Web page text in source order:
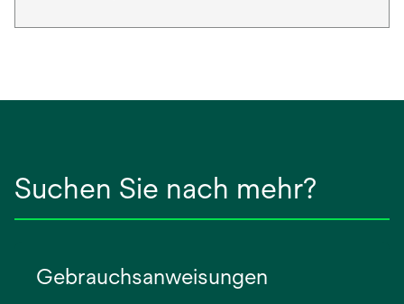
Suchen Sie nach mehr?
Gebrauchsanweisungen